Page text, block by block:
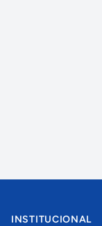
INSTITUCIONAL